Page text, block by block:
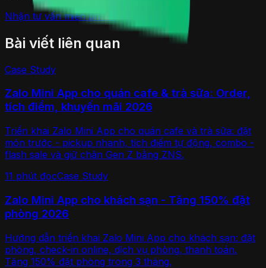
Nhận tư vấn miễn phí →
Bài viết liên quan
Case Study
Zalo Mini App cho quán cafe & trà sữa: Order,
tích điểm, khuyến mãi 2026
Triển khai Zalo Mini App cho quán cafe và trà sữa: đặt
món trước - pickup nhanh, tích điểm tự động, combo -
flash sale và giữ chân Gen Z bằng ZNS.
11 phút đọcCase Study
Zalo Mini App cho khách sạn - Tăng 150% đặt
phòng 2026
Hướng dẫn triển khai Zalo Mini App cho khách sạn: đặt
phòng, check-in online, dịch vụ phòng, thanh toán.
Tăng 150% đặt phòng trong 3 tháng.